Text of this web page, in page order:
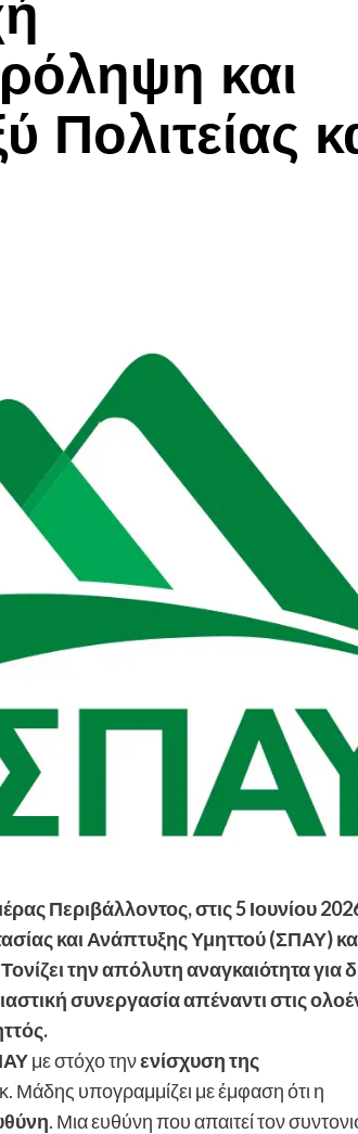
και
Πολιτείας
Περιβάλλοντος, στις 5 Ιουνίου
και Ανάπτυξης Υμηττού (ΣΠΑΥ)
την απόλυτη αναγκαιότητα για
συνεργασία απέναντι στις
με στόχο τηνενίσχυση της
Μάδης υπογραμμίζει με έμφαση ότι η
. Μια ευθύνη που απαιτεί τον